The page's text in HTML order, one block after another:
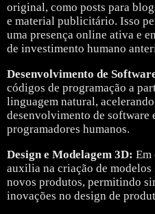
original, como posts para
e material publicitário. Isso
uma presença online ativa e
de investimento humano
Desenvolvimento de
códigos de programação a
linguagem natural,
desenvolvimento de software
programadores humanos.
Design e Modelagem 3D: Em
auxilia na criação de
novos produtos, permitindo
inovações no design de